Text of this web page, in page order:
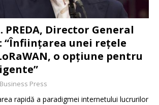
PREDA, Director General
“Înființarea unei rețele
o opțiune pentru
Business Press
rapidă a paradigmei internetului lucrurilor